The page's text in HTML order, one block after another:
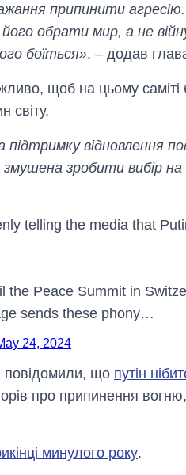
припинити агресію.
обрати мир, а не
боїться», – додав
щоб на цьому саміті
світу.
підтримку
змушена зробити вибір
telling the media that
the Peace Summit in
sends these phony…
24, 2024
повідомили, що путін
про припинення вогню,
минулого року.